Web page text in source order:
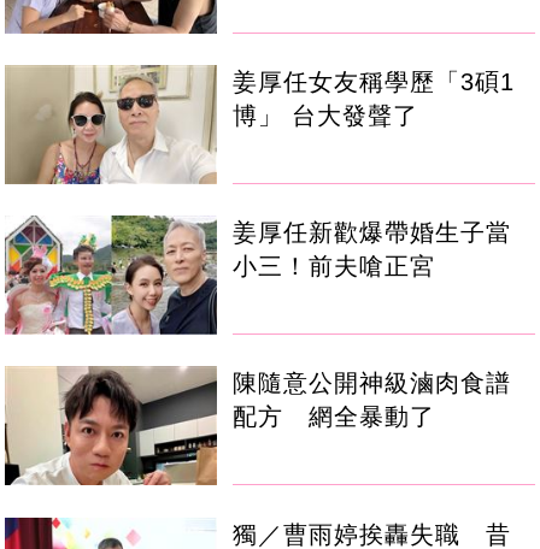
姜厚任女友稱學歷「3碩1
博」 台大發聲了
姜厚任新歡爆帶婚生子當
小三！前夫嗆正宮
陳隨意公開神級滷肉食譜
配方 網全暴動了
獨／曹雨婷挨轟失職 昔